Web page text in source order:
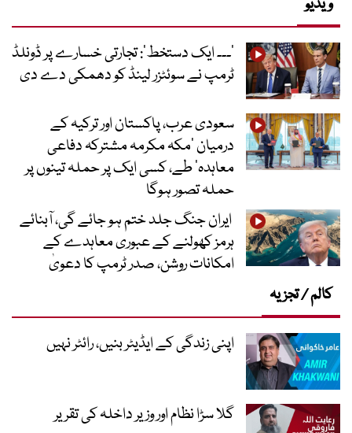
ویڈیو
’۔۔۔ ایک دستخط‘: تجارتی خسارے پر ڈونلڈ
ٹرمپ نے سوئٹزر لینڈ کو دھمکی دے دی
سعودی عرب، پاکستان اور ترکیہ کے
درمیان ’مکہ مکرمہ مشترکہ دفاعی
معاہدہ‘ طے، کسی ایک پر حملہ تینوں پر
حملہ تصور ہوگا
ایران جنگ جلد ختم ہو جائے گی، آبنائے
ہرمز کھولنے کے عبوری معاہدے کے
امکانات روشن، صدر ٹرمپ کا دعویٰ
کالم / تجزیہ
اپنی زندگی کے ایڈیٹر بنیں، رائٹر نہیں
گلا سڑا نظام اور وزیر داخلہ کی تقریر